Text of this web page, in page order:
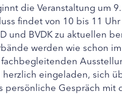
die Veranstaltung um
findet von 10 bis 11
und BVDK zu aktuellen
werden wie schon
eingeladen, sich
persönliche Gespräch mit